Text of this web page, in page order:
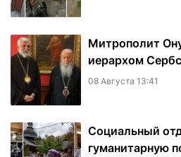
Митрополит
иерархом
08 Августа 13:41
Социальный
гуманитарную